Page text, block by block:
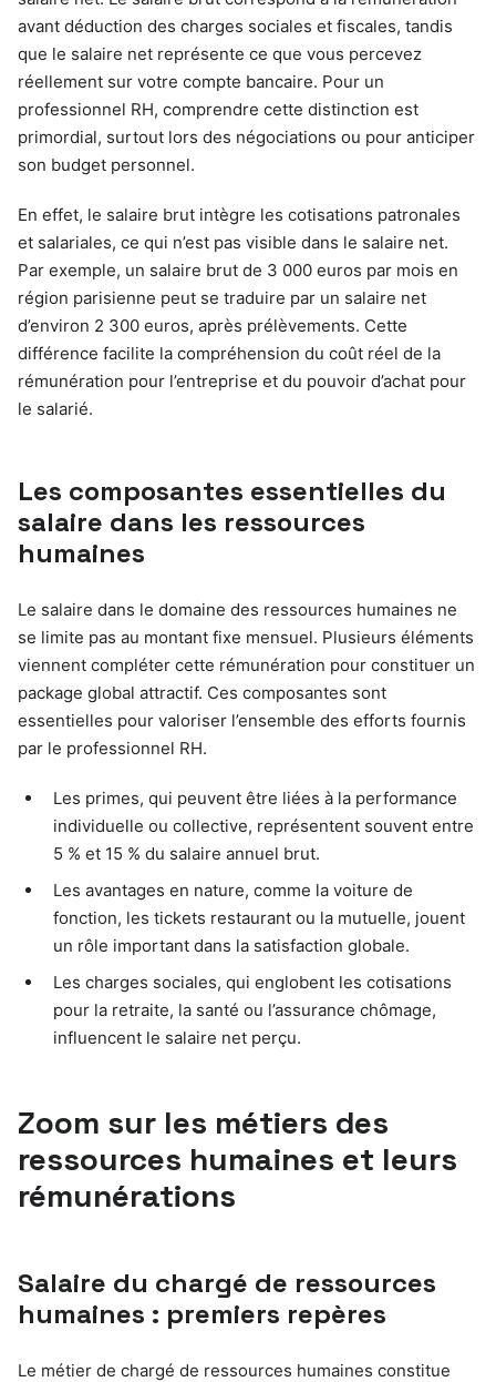
avant déduction des charges sociales et fiscales, tandis
que le salaire net représente ce que vous percevez
réellement sur votre compte bancaire. Pour un
professionnel RH, comprendre cette distinction est
primordial, surtout lors des négociations ou pour anticiper
son budget personnel.
En effet, le salaire brut intègre les cotisations patronales
et salariales, ce qui n’est pas visible dans le salaire net.
Par exemple, un salaire brut de 3 000 euros par mois en
région parisienne peut se traduire par un salaire net
d’environ 2 300 euros, après prélèvements. Cette
différence facilite la compréhension du coût réel de la
rémunération pour l’entreprise et du pouvoir d’achat pour
le salarié.
Les composantes essentielles du
salaire dans les ressources
humaines
Le salaire dans le domaine des ressources humaines ne
se limite pas au montant fixe mensuel. Plusieurs éléments
viennent compléter cette rémunération pour constituer un
package global attractif. Ces composantes sont
essentielles pour valoriser l’ensemble des efforts fournis
par le professionnel RH.
Les primes, qui peuvent être liées à la performance
individuelle ou collective, représentent souvent entre
5 % et 15 % du salaire annuel brut.
Les avantages en nature, comme la voiture de
fonction, les tickets restaurant ou la mutuelle, jouent
un rôle important dans la satisfaction globale.
Les charges sociales, qui englobent les cotisations
pour la retraite, la santé ou l’assurance chômage,
influencent le salaire net perçu.
Zoom sur les métiers des
ressources humaines et leurs
rémunérations
Salaire du chargé de ressources
humaines : premiers repères
Le métier de chargé de ressources humaines constitue